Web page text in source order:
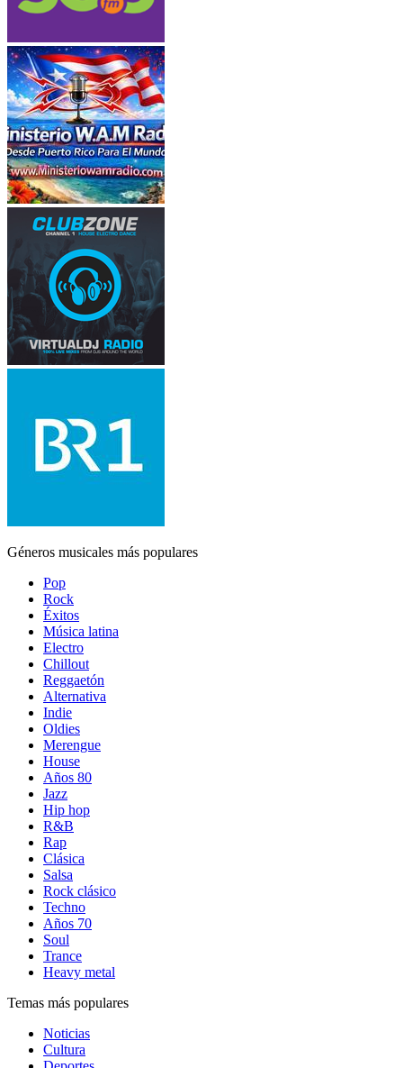
Géneros musicales más populares
Pop
Rock
Éxitos
Música latina
Electro
Chillout
Reggaetón
Alternativa
Indie
Oldies
Merengue
House
Años 80
Jazz
Hip hop
R&B
Rap
Clásica
Salsa
Rock clásico
Techno
Años 70
Soul
Trance
Heavy metal
Temas más populares
Noticias
Cultura